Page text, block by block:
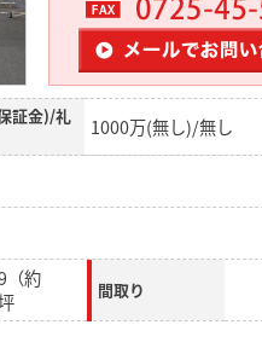
証金)/礼
1000万(無し)/無し
（約
間取り